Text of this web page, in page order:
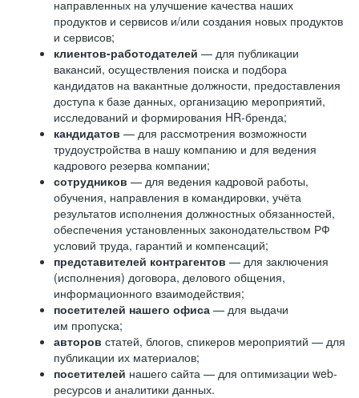
направленных на улучшение качества наших
продуктов и сервисов и/или создания новых продуктов
и сервисов;
клиентов-работодателей — для публикации
вакансий, осуществления поиска и подбора
кандидатов на вакантные должности, предоставления
доступа к базе данных, организацию мероприятий,
исследований и формирования HR-бренда;
кандидатов — для рассмотрения возможности
трудоустройства в нашу компанию и для ведения
кадрового резерва компании;
сотрудников — для ведения кадровой работы,
обучения, направления в командировки, учёта
результатов исполнения должностных обязанностей,
обеспечения установленных законодательством РФ
условий труда, гарантий и компенсаций;
представителей контрагентов — для заключения
(исполнения) договора, делового общения,
информационного взаимодействия;
посетителей нашего офиса — для выдачи
им пропуска;
авторов статей, блогов, спикеров мероприятий — для
публикации их материалов;
посетителей нашего сайта — для оптимизации web-
ресурсов и аналитики данных.